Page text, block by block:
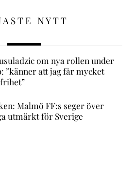
NYTT
om nya rollen under
”känner att jag får mycket
Malmö FF:s seger över
utmärkt för Sverige